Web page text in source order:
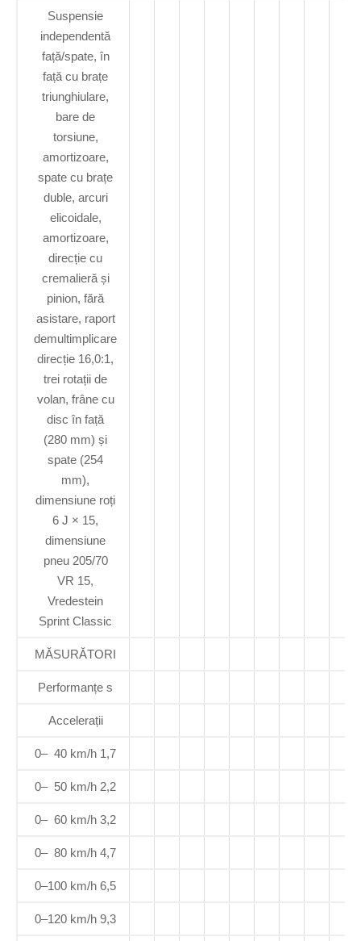
Suspensie
independentă
față/spate, în
față cu brațe
triunghiulare,
bare de
torsiune,
amortizoare,
spate cu brațe
duble, arcuri
elicoidale,
amortizoare,
direcție cu
cremalieră și
pinion, fără
asistare, raport
demultimplicare
direcție 16,0:1,
trei rotații de
volan, frâne cu
disc în față
(280 mm) și
spate (254
mm),
dimensiune roți
6 J × 15,
dimensiune
pneu 205/70
VR 15,
Vredestein
Sprint Classic
MĂSURĂTORI
Performanțe s
Accelerații
0– 40 km/h 1,7
0– 50 km/h 2,2
0– 60 km/h 3,2
0– 80 km/h 4,7
0–100 km/h 6,5
0–120 km/h 9,3